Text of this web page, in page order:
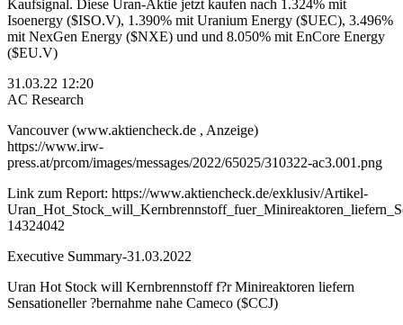
Kaufsignal. Diese Uran-Aktie jetzt kaufen nach 1.324% mit
Isoenergy ($ISO.V), 1.390% mit Uranium Energy ($UEC), 3.496%
mit NexGen Energy ($NXE) und und 8.050% mit EnCore Energy
($EU.V)
31.03.22 12:20
AC Research
Vancouver (www.aktiencheck.de , Anzeige)
https://www.irw-
press.at/prcom/images/messages/2022/65025/310322-ac3.001.png
Link zum Report: https://www.aktiencheck.de/exklusiv/Artikel-
14324042
Executive Summary-31.03.2022
Uran Hot Stock will Kernbrennstoff f?r Minireaktoren liefern
Sensationeller ?bernahme nahe Cameco ($CCJ)